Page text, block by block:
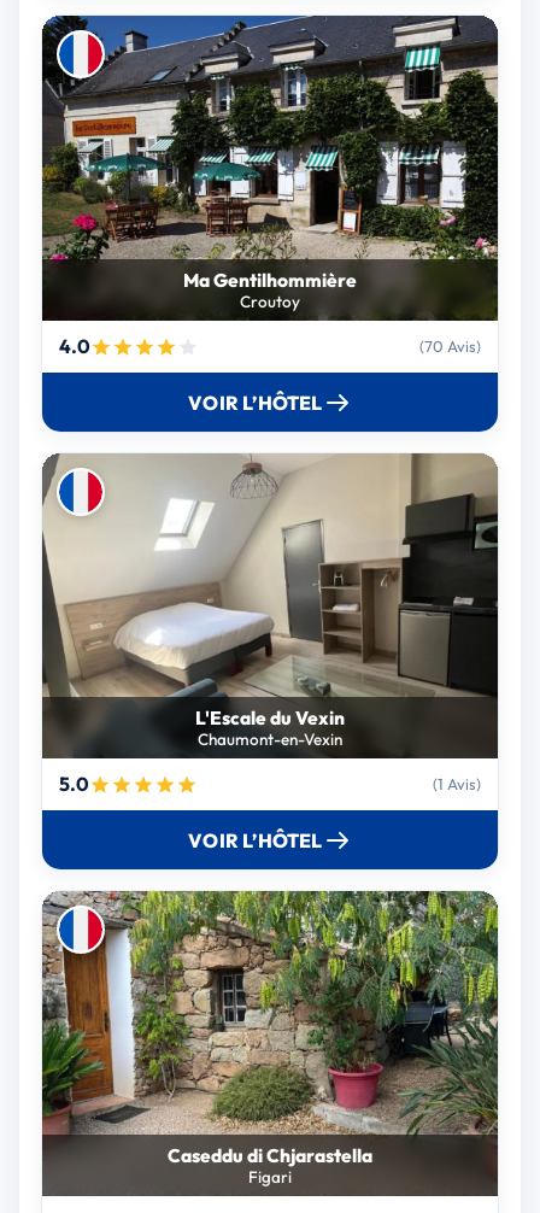
Ma Gentilhommière
Croutoy
4.0 (70 Avis)
VOIR L’HÔTEL
L'Escale du Vexin
Chaumont-en-Vexin
5.0 (1 Avis)
VOIR L’HÔTEL
Caseddu di Chjarastella
Figari